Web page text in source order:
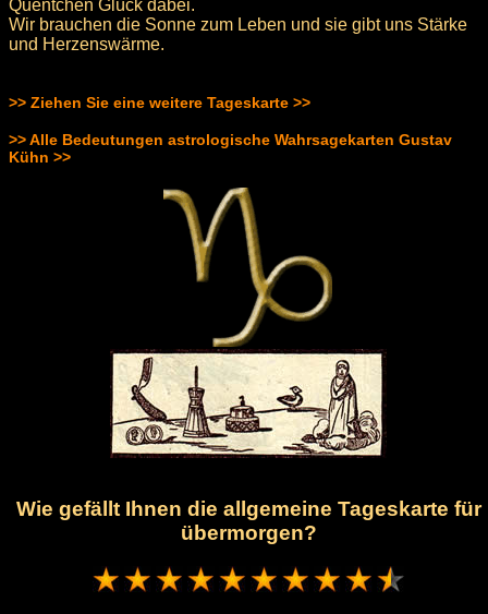
Quentchen Glück dabei.
Wir brauchen die Sonne zum Leben und sie gibt uns Stärke
und Herzenswärme.
>> Ziehen Sie eine weitere Tageskarte >>
>> Alle Bedeutungen astrologische Wahrsagekarten Gustav
Kühn >>
Wie gefällt Ihnen die allgemeine Tageskarte für
übermorgen?